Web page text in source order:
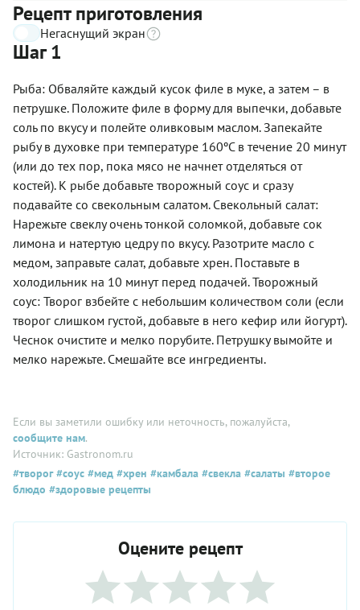
Рецепт приготовления
Негаснущий экран
Шаг 1
Рыба: Обваляйте каждый кусок филе в муке, а затем – в
петрушке. Положите филе в форму для выпечки, добавьте
соль по вкусу и полейте оливковым маслом. Запекайте
рыбу в духовке при температуре 160ºС в течение 20 минут
(или до тех пор, пока мясо не начнет отделяться от
костей). К рыбе добавьте творожный соус и сразу
подавайте со свекольным салатом. Свекольный салат:
Нарежьте свеклу очень тонкой соломкой, добавьте сок
лимона и натертую цедру по вкусу. Разотрите масло с
медом, заправьте салат, добавьте хрен. Поставьте в
холодильник на 10 минут перед подачей. Творожный
соус: Творог взбейте с небольшим количеством соли (если
творог слишком густой, добавьте в него кефир или йогурт).
Чеснок очистите и мелко порубите. Петрушку вымойте и
мелко нарежьте. Смешайте все ингредиенты.
Если вы заметили ошибку или неточность, пожалуйста,
сообщите нам.
Источник: Gastronom.ru
#творог#соус #мед #хрен #камбала #свекла #салаты #второе
блюдо #здоровые рецепты
Оцените рецепт